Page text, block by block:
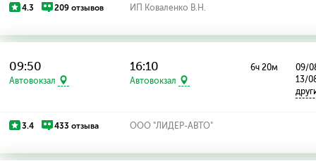
4.3 209 отзывов ИП Коваленко В.Н.
09:50
Автовокзал
16:10
Автовокзал
6ч 20м
09/
13/
3.4 433 отзыва ООО "ЛИДЕР-АВТО"